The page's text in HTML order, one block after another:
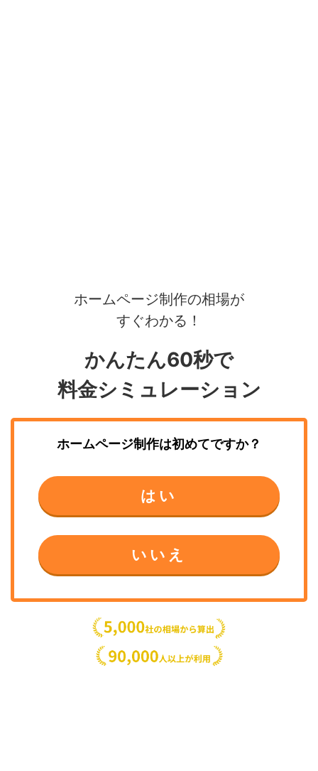
ホームページ制作の相場が
すぐわかる！
かんたん60秒で
料金シミュレーション
ホームページ制作は初めてですか？
はい
いいえ